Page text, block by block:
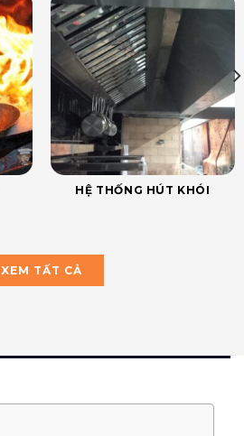
HỆ THỐNG HÚT KHÓI
XEM TẤT CẢ